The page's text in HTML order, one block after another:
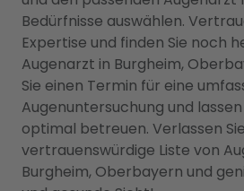
Bedürfnisse auswählen.
Expertise und finden Sie noch
Augenarzt in Burgheim,
Sie einen Termin für eine
Augenuntersuchung und
optimal betreuen. Verlassen
vertrauenswürdige Liste von
Burgheim, Oberbayern und